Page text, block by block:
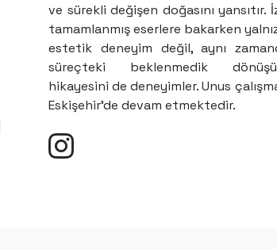
ve sürekli değişen doğasını yansıtır.
tamamlanmış eserlere bakarken
estetik deneyim değil, aynı
süreçteki beklenmedik
hikayesini de deneyimler. Unus
Eskişehir’de devam etmektedir.